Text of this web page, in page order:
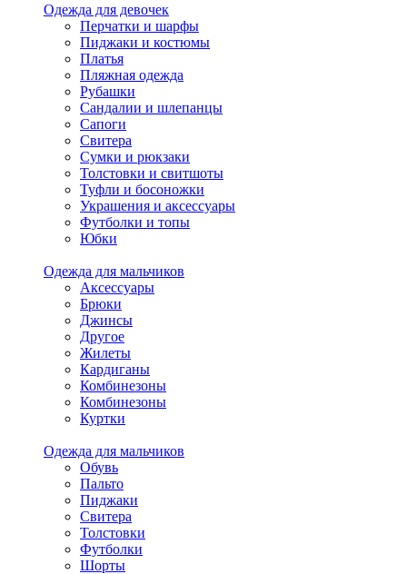
Одежда для девочек
Перчатки и шарфы
Пиджаки и костюмы
Платья
Пляжная одежда
Рубашки
Сандалии и шлепанцы
Сапоги
Свитера
Сумки и рюкзаки
Толстовки и свитшоты
Туфли и босоножки
Украшения и аксессуары
Футболки и топы
Юбки
Одежда для мальчиков
Аксессуары
Брюки
Джинсы
Другое
Жилеты
Кардиганы
Комбинезоны
Комбинезоны
Куртки
Одежда для мальчиков
Обувь
Пальто
Пиджаки
Свитера
Толстовки
Футболки
Шорты